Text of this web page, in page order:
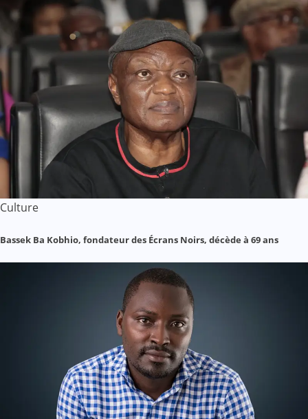
Culture
Bassek Ba Kobhio, fondateur des Écrans Noirs, décède à 69 ans